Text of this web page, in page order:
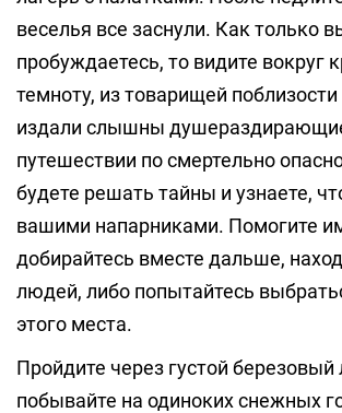
веселья все заснули. Как только
пробуждаетесь, то видите вокруг
темноту, из товарищей поблизости
издали слышны
путешествии по смертельно
будете решать тайны и узнаете,
вашими напарниками. Помогите
добирайтесь вместе дальше,
людей, либо попытайтесь
этого места.
Пройдите через густой березовый
побывайте на одиноких снежных